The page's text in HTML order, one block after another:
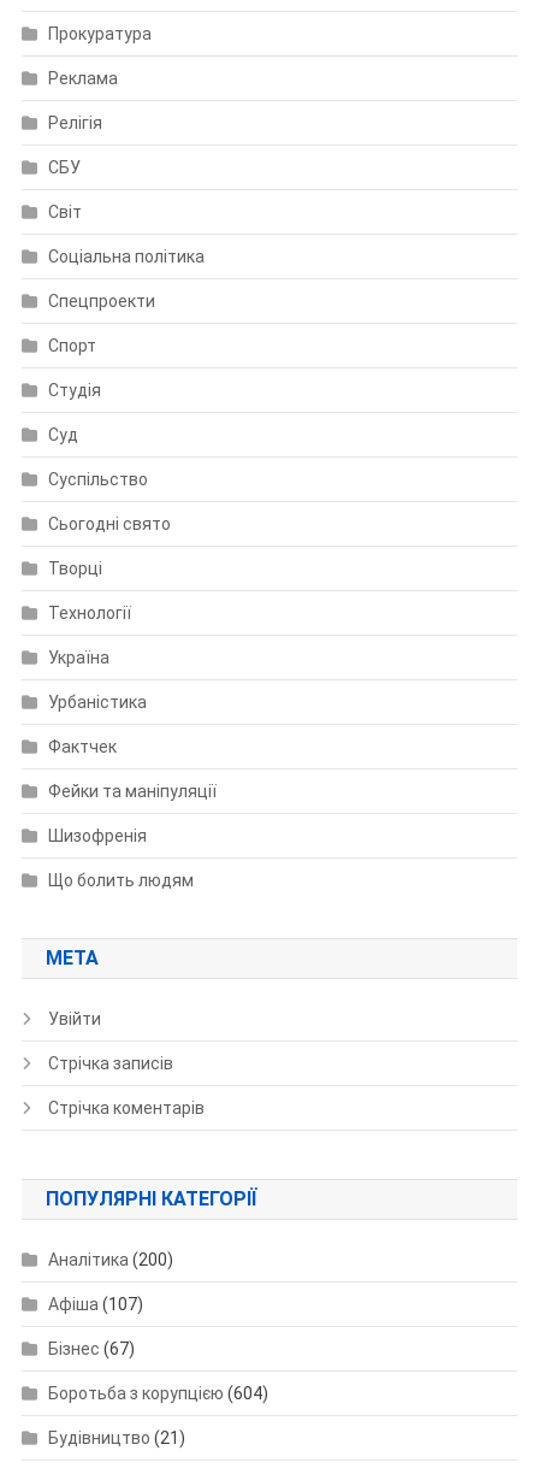
Прокуратура
Реклама
Релігія
СБУ
Світ
Соціальна політика
Спецпроекти
Спорт
Студія
Суд
Суспільство
Сьогодні свято
Творці
Технології
Україна
Урбаністика
Фактчек
Фейки та маніпуляції
Шизофренія
Що болить людям
МЕТА
Увійти
Стрічка записів
Стрічка коментарів
ПОПУЛЯРНІ КАТЕГОРІЇ
Аналітика (200)
Афіша (107)
Бізнес (67)
Боротьба з корупцією (604)
Будівництво (21)